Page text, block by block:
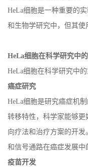
HeLa细胞是一种重要的
和生物学研究中，但其使
HeLa细胞在科学研究中
HeLa细胞在科学研究中
癌症研究
HeLa细胞是研究癌症机
转移特性，科学家能够
向疗法和治疗方案的开发
和信号通路在癌症发展中
疫苗开发